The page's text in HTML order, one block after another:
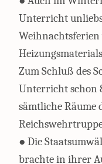
Unterricht
Zum Schluß des
Unterricht schon
sämtliche Räume
● Die
brachte in ihrer